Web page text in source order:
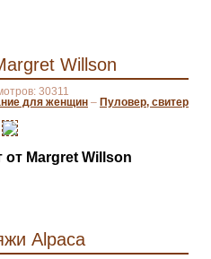
Willson
30311
для женщин – Пуловер, свитер
от Margret Willson
Alpaca